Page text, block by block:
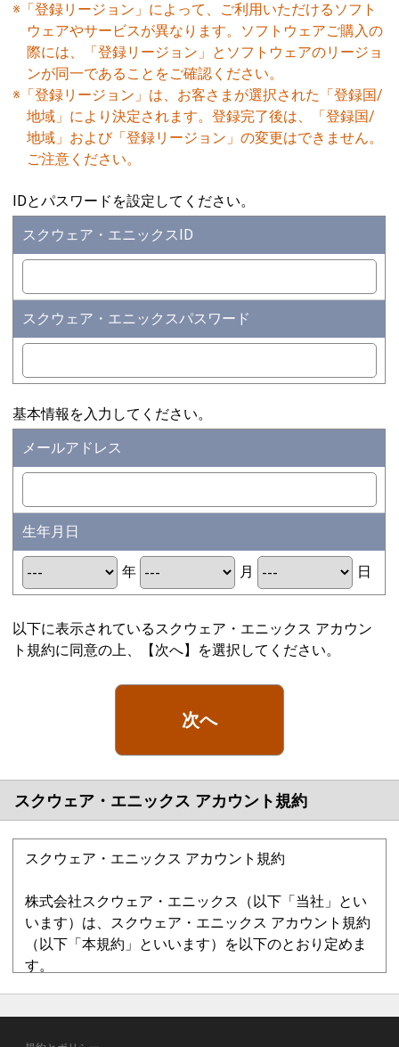
※「登録リージョン」によって、ご利用いただけるソフト
ウェアやサービスが異なります。ソフトウェアご購入の
際には、「登録リージョン」とソフトウェアのリージョ
ンが同一であることをご確認ください。
※「登録リージョン」は、お客さまが選択された「登録国/
地域」により決定されます。登録完了後は、「登録国/
地域」および「登録リージョン」の変更はできません。
ご注意ください。
IDとパスワードを設定してください。
スクウェア・エニックスID
スクウェア・エニックスパスワード
基本情報を入力してください。
メールアドレス
生年月日
年 月 日
以下に表示されているスクウェア・エニックス アカウン
ト規約に同意の上、【次へ】を選択してください。
次へ
スクウェア・エニックス アカウント規約
スクウェア・エニックス アカウント規約
株式会社スクウェア・エニックス（以下「当社」とい
います）は、スクウェア・エニックス アカウント規約
（以下「本規約」といいます）を以下のとおり定めま
す。